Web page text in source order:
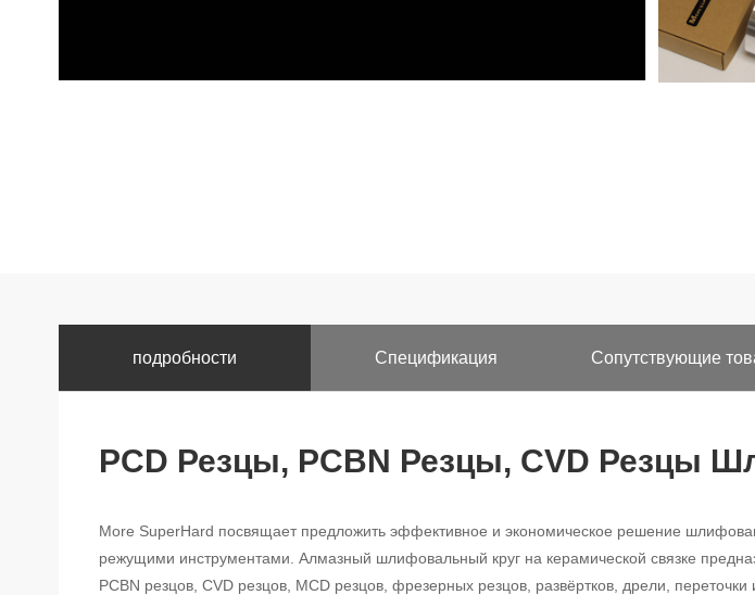
подробности Спецификация Сопутствующие
PCD Резцы, PCBN Резцы, CVD Резцы
More SuperHard посвящает предложить эффективное и экономическое решение
режущими инструментами. Алмазный шлифовальный круг на керамической связке
PCBN резцов, CVD резцов, MCD резцов, фрезерных резцов, развёртков, дрели, переточки
Метод правки сверхтвердого